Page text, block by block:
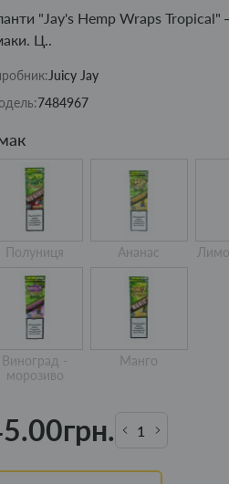
"Jay's Hemp Wraps Tropical"
Ц..
Juicy Jay
7484967
Полуниця Ананас
Виноград -
морозиво
Манго